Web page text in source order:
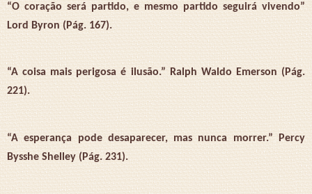
“O coração será partido, e mesmo partido seguirá vivendo”
Lord Byron (Pág. 167).
“A coisa mais perigosa é ilusão.” Ralph Waldo Emerson (Pág.
221).
“A esperança pode desaparecer, mas nunca morrer.” Percy
Bysshe Shelley (Pág. 231).